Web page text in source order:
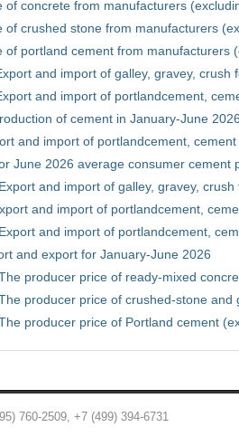
of concrete from manufacturers
of crushed stone from manufacturers
of portland cement from manufacturers
and import of galley, gravey,
and import of portlandcement,
of cement in January-June
and import of portlandcement,
June 2026 average consumer cement
and import of galley, gravey,
and import of portlandcement,
and import of portlandcement,
and export for January-June 2026
producer price of ready-mixed
producer price of crushed-stone and
producer price of Portland cement
760-2509, +7 (499) 394-6731